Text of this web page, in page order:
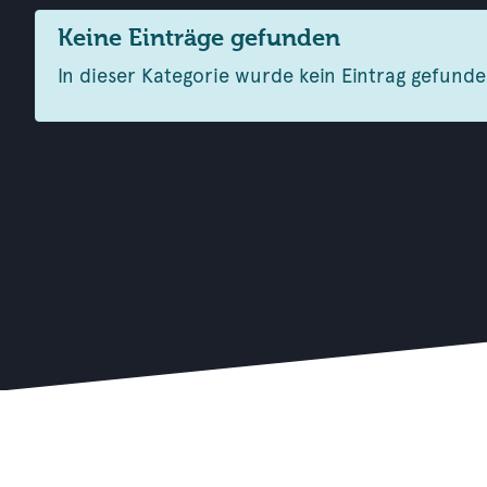
Keine Einträge gefunden
In dieser Kategorie wurde kein Eintrag